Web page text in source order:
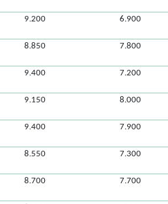
9.200 6.900
8.850 7.800
9.400 7.200
9.150 8.000
9.400 7.900
8.550 7.300
8.700 7.700